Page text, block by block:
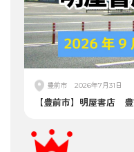
豊前市 2026年7月31日
【豊前市】明屋書店